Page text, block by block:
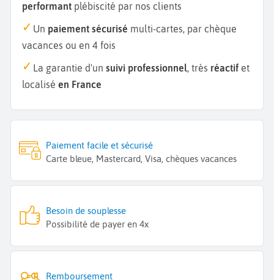
performant plébiscité par nos clients
Un paiement sécurisé multi-cartes, par chèque
vacances ou en 4 fois
La garantie d'un suivi professionnel, très réactif et
localisé en France
Paiement facile et sécurisé
Carte bleue, Mastercard, Visa, chèques vacances
Besoin de souplesse
Possibilité de payer en 4x
Remboursement